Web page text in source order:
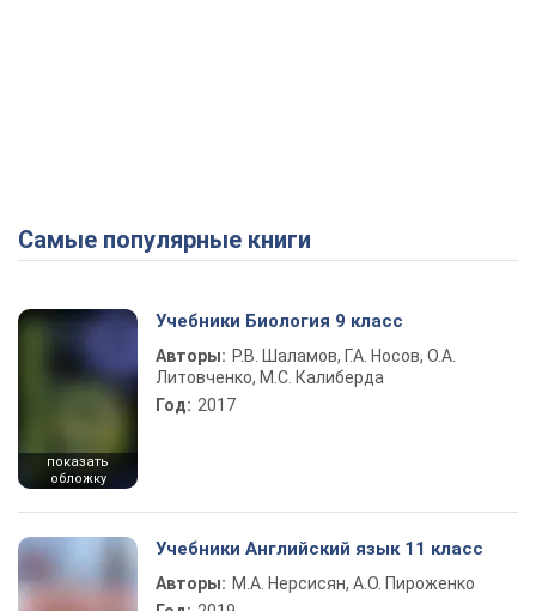
Самые популярные книги
показать
обложку
Учебники Биология 9 класс
Авторы: Р.В. Шаламов, Г.А. Носов, О.А.
Литовченко, М.С. Калиберда
Год: 2017
Учебники Английский язык 11 класс
Авторы: М.А. Нерсисян, А.О. Пироженко